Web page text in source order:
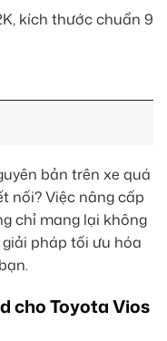
kích thước chuẩn 9
bản trên xe quá
nối? Việc nâng cấp
chỉ mang lại không
pháp tối ưu hóa
cho Toyota Vios